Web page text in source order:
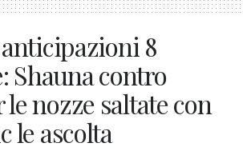
8
Shauna contro
nozze saltate con
le ascolta